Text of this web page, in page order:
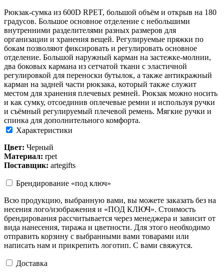
Рюкзак-сумка из 600D RPET, большой объём и открыв на 180
градусов. Большое основное отделение с небольшими
внутренними разделителями разных размеров для
организации и хранения вещей. Регулируемые пряжки по
бокам позволяют фиксировать и регулировать основное
отделение. Большой наружный карман на застежке-молнии,
два боковых кармана из сетчатой ткани с эластичной
регулировкой для переноски бутылок, а также антикражный
карман на задней части рюкзака, который также служит
местом для хранения плечевых ремней. Рюкзак можно носить
и как сумку, отсоединив оплечевые ремни и используя ручки
и съёмный регулируемый плечевой ремень. Мягкие ручки и
спинка для дополнительного комфорта.
Характеристики
Цвет: Черный
Материал: rpet
Поставщик: artegifts
Брендирование «под ключ»
Всю продукцию, выбранную вами, вы можете заказать без на
несения лого/изображения и «ПОД КЛЮЧ». Стоимость
брендирования рассчитывается через менеджера и зависит от
вида нанесения, тиража и цветности. Для этого необходимо
отправить корзину с выбранными вами товарами или
написать нам и прикрепить логотип. С вами свяжутся.
Доставка